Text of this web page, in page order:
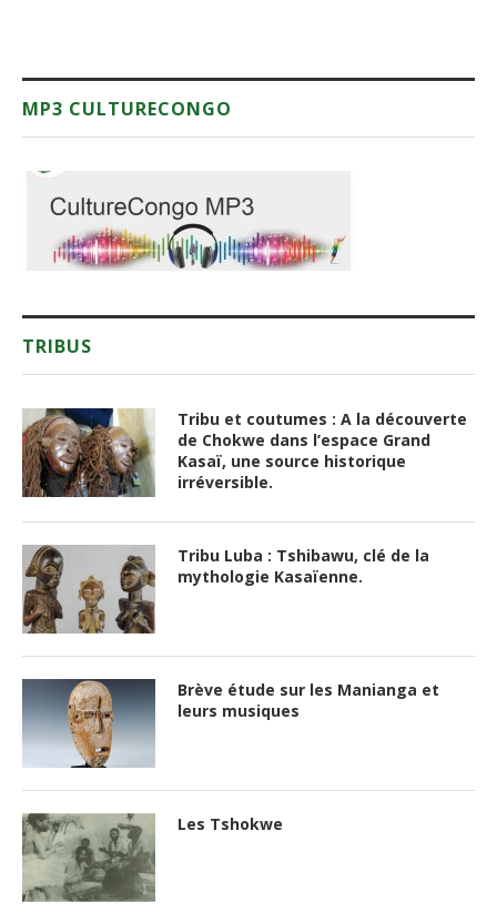
MP3 CULTURECONGO
TRIBUS
Tribu et coutumes : A la découverte
de Chokwe dans l’espace Grand
Kasaï, une source historique
irréversible.
Tribu Luba : Tshibawu, clé de la
mythologie Kasaïenne.
Brève étude sur les Manianga et
leurs musiques
Les Tshokwe